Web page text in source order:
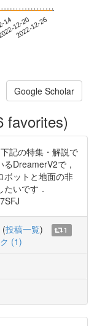
1412-20
2022-12-26
Google Scholar
favorites)
記の特集・解説で
DreamerV2で，
ボットと地面の非
いです．
(投稿一覧)
1
(1)